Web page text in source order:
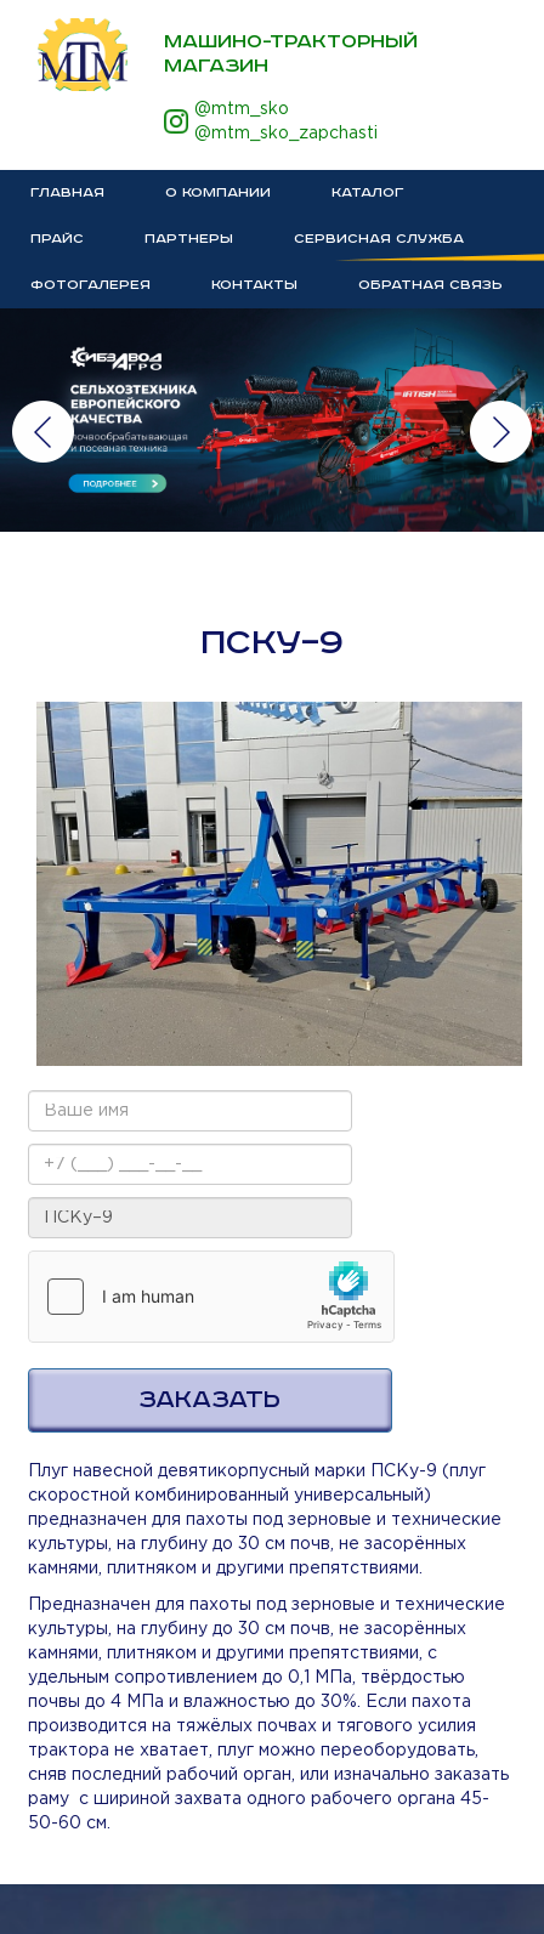
МАШИНО-ТРАКТОРНЫЙ
МАГАЗИН
@mtm_sko
@mtm_sko_zapchasti
ГЛАВНАЯ О КОМПАНИИ КАТАЛОГ
ПРАЙС ПАРТНЕРЫ СЕРВИСНАЯ СЛУЖБА
ФОТОГАЛЕРЕЯ КОНТАКТЫ ОБРАТНАЯ СВЯЗЬ
ПСКУ–9
ЗАКАЗАТЬ
Плуг навесной девятикорпусный марки ПСКу-9 (плуг
скоростной комбинированный универсальный)
предназначен для пахоты под зерновые и технические
культуры, на глубину до 30 см почв, не засорённых
камнями, плитняком и другими препятствиями.
Предназначен для пахоты под зерновые и технические
культуры, на глубину до 30 см почв, не засорённых
камнями, плитняком и другими препятствиями, с
удельным сопротивлением до 0,1 МПа, твёрдостью
почвы до 4 МПа и влажностью до 30%. Если пахота
производится на тяжёлых почвах и тягового усилия
трактора не хватает, плуг можно переоборудовать,
сняв последний рабочий орган, или изначально заказать
раму с шириной захвата одного рабочего органа 45-
50-60 см.